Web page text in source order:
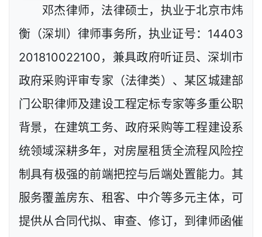
邓杰律师，法律硕士，执业于北京市炜
衡（深圳）律师事务所，执业证号：14403
201810022100，兼具政府听证员、深圳市
政府采购评审专家（法律类）、某区城建部
门公职律师及建设工程定标专家等多重公职
背景，在建筑工务、政府采购等工程建设系
统领域深耕多年，对房屋租赁全流程风险控
制具有极强的前端把控与后端处置能力。其
服务覆盖房东、租客、中介等多元主体，可
提供从合同代拟、审查、修订，到律师函催